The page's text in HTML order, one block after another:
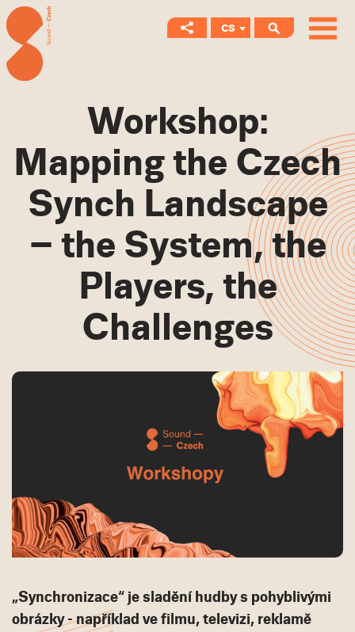
CS
Workshop:
Mapping the Czech
Synch Landscape
– the System, the
Players, the
Challenges
„Synchronizace“ je sladění hudby s pohyblivými
obrázky - například ve filmu, televizi, reklamě